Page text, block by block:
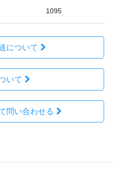
1095
について
いて
問い合わせる